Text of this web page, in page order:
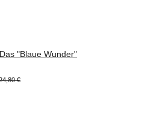
"Blaue Wunder"
€